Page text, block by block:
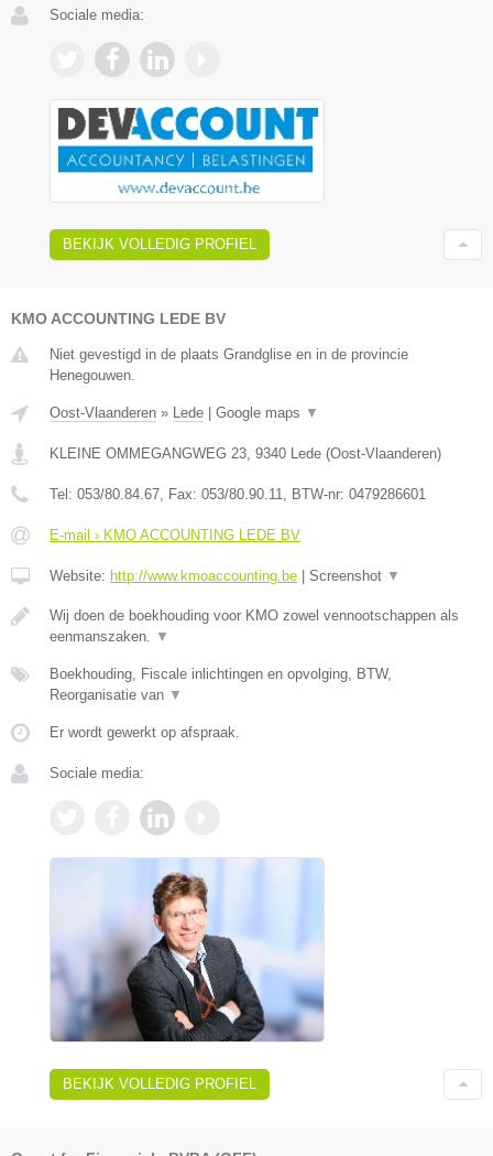
Sociale media:
BEKIJK VOLLEDIG PROFIEL
KMO ACCOUNTING LEDE BV
Niet gevestigd in de plaats Grandglise en in de provincie
Henegouwen.
Oost-Vlaanderen » Lede Google maps ▼
KLEINE OMMEGANGWEG 23 9340 Lede (Oost-Vlaanderen)
Tel: 053/80.84.67 , Fax: 053/80.90.11 , BTW-nr: 0479286601
E-mail › KMO ACCOUNTING LEDE BV
Website: http://www.kmoaccounting.be Screenshot ▼
Wij doen de boekhouding voor KMO zowel vennootschappen als
eenmanszaken.
▼
Boekhouding, Fiscale inlichtingen en opvolging, BTW,
Reorganisatie van ▼
Er wordt gewerkt op afspraak.
Sociale media:
BEKIJK VOLLEDIG PROFIEL